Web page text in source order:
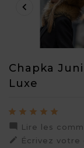

Chapka
Luxe
Lire les
 Écrivez votre